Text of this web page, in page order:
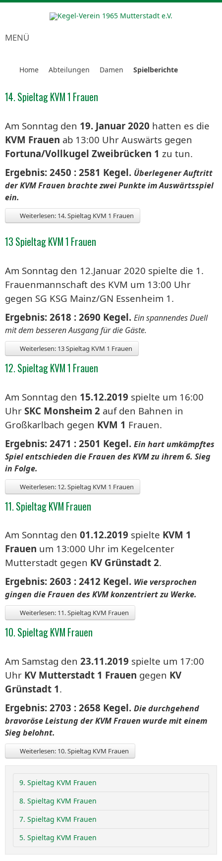
MENÜ
Home Abteilungen Damen Spielberichte
14. Spieltag KVM 1 Frauen
Am Sonntag den 19. Januar 2020 hatten es die
KVM Frauen ab 13:00 Uhr Auswärts gegen
Fortuna/Vollkugel Zweibrücken 1 zu tun.
Ergebnis: 2450 : 2581 Kegel. Überlegener Auftritt
der KVM Frauen brachte zwei Punkte im Auswärtsspiel
ein.
Weiterlesen: 14. Spieltag KVM 1 Frauen
13 Spieltag KVM 1 Frauen
Am Sonntag den 12.Januar 2020 spielte die 1.
Frauenmannschaft des KVM um 13:00 Uhr
gegen SG KSG Mainz/GN Essenheim 1.
Ergebnis: 2618 : 2690 Kegel. Ein spannendes Duell
mit dem besseren Ausgang für die Gäste.
Weiterlesen: 13 Spieltag KVM 1 Frauen
12. Spieltag KVM 1 Frauen
Am Sonntag den 15.12.2019 spielte um 16:00
Uhr SKC Monsheim 2 auf den Bahnen in
Großkarlbach gegen KVM 1 Frauen.
Ergebnis: 2471 : 2501 Kegel. Ein hart umkämpftes
Spiel entschieden die Frauen des KVM zu ihrem 6. Sieg
in Folge.
Weiterlesen: 12. Spieltag KVM 1 Frauen
11. Spieltag KVM Frauen
Am Sonntag den 01.12.2019 spielte KVM 1
Frauen um 13:000 Uhr im Kegelcenter
Mutterstadt gegen KV Grünstadt 2.
Ergebnis: 2603 : 2412 Kegel. Wie versprochen
gingen die Frauen des KVM konzentriert zu Werke.
Weiterlesen: 11. Spieltag KVM Frauen
10. Spieltag KVM Frauen
Am Samstag den 23.11.2019 spielte um 17:00
Uhr KV Mutterstadt 1 Frauen gegen KV
Grünstadt 1.
Ergebnis: 2703 : 2658 Kegel. Die durchgehend
bravoröse Leistung der KVM Frauen wurde mit einem
Sieg belohnt.
Weiterlesen: 10. Spieltag KVM Frauen
9. Spieltag KVM Frauen
8. Spieltag KVM Frauen
7. Spieltag KVM Frauen
5. Spieltag KVM Frauen